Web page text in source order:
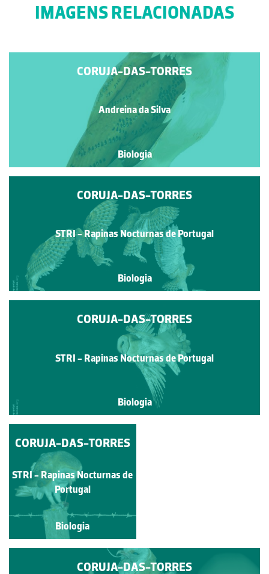
IMAGENS RELACIONADAS
CORUJA-DAS-TORRES
Andreina da Silva
Biologia
CORUJA-DAS-TORRES
STRI - Rapinas Nocturnas de Portugal
Biologia
CORUJA-DAS-TORRES
STRI - Rapinas Nocturnas de Portugal
Biologia
CORUJA-DAS-
TORRES
STRI - Rapinas Nocturnas
de Portugal
Biologia
CORUJA-DAS-TORRES
CORUJA-DAS-TORRES
STRI - Rapinas Nocturnas de
Portugal
Biologia